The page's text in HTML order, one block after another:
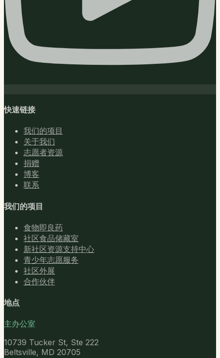
快速链接
我们的项目
关于我们
志愿者资源
捐赠
博客
联系
我们的项目
食物即良药
社区食品储藏室
新社区资源支持中心
青少年志愿服务
社区外展
合作伙伴
地点
主办公室
10739 Tucker St, Ste 222
Beltsville, MD 20705